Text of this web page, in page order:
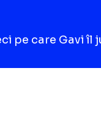
pe care Gavi îl